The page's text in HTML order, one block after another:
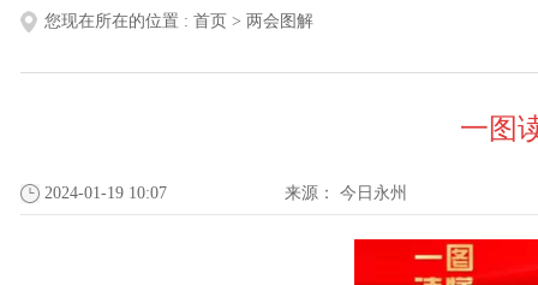
您现在所在的位置 : 首页 > 两会图解
一图
2024-01-19 10:07 来源： 今日永州